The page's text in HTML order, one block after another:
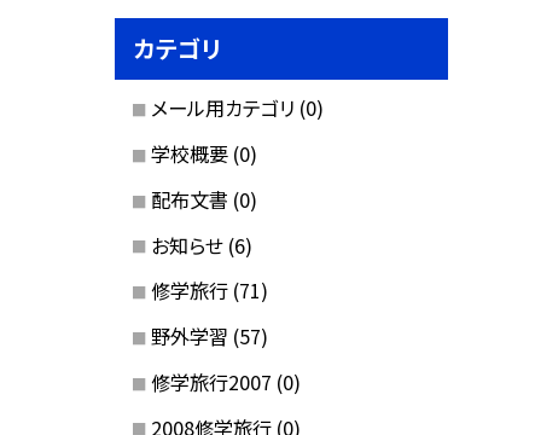
カテゴリ
メール用カテゴリ (0)
学校概要 (0)
配布文書 (0)
お知らせ (6)
修学旅行 (71)
野外学習 (57)
修学旅行2007 (0)
2008修学旅行 (0)